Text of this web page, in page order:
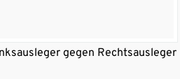
gegen Rechtsausleger